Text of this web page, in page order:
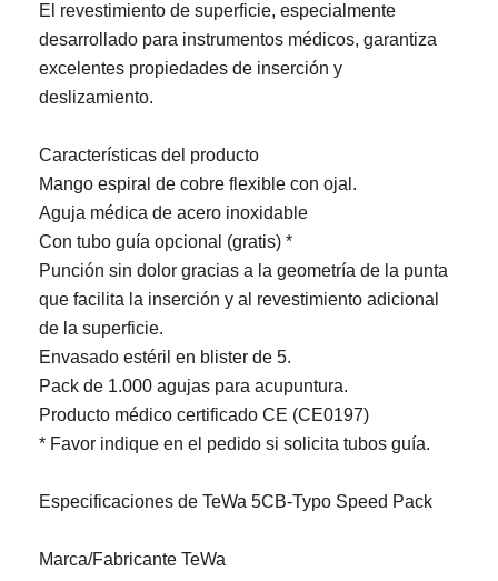
El revestimiento de superficie, especialmente
desarrollado para instrumentos médicos, garantiza
excelentes propiedades de inserción y
deslizamiento.
Características del producto
Mango espiral de cobre flexible con ojal.
Aguja médica de acero inoxidable
Con tubo guía opcional (gratis) *
Punción sin dolor gracias a la geometría de la punta
que facilita la inserción y al revestimiento adicional
de la superficie.
Envasado estéril en blister de 5.
Pack de 1.000 agujas para acupuntura.
Producto médico certificado CE (CE0197)
* Favor indique en el pedido si solicita tubos guía.
Especificaciones de TeWa 5CB-Typo Speed Pack
Marca/Fabricante TeWa